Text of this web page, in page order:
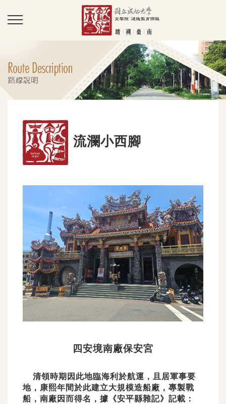
流瀾小西腳
四安境南廠保安宮
清領時期因此地臨海利於航運，且居軍事要
地，康熙年間於此建立大規模造船廠，專製戰
船，南廠因而得名，據《安平縣雜記》記載：